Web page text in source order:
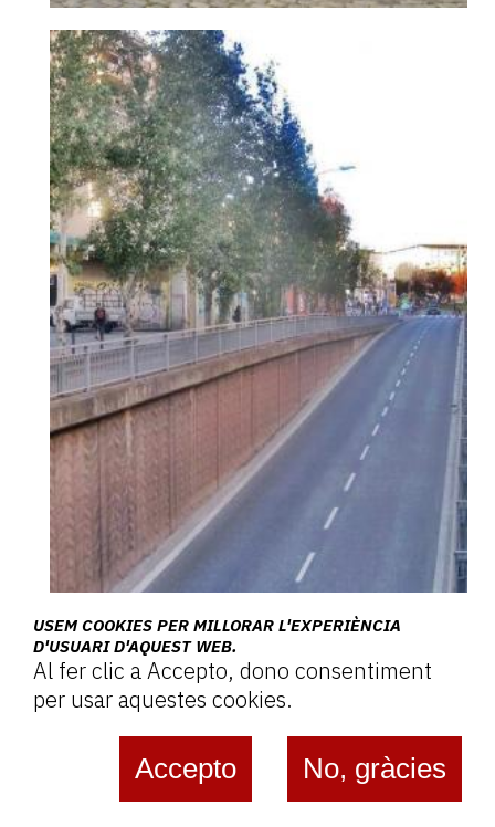
USEM COOKIES PER MILLORAR L'EXPERIÈNCIA
D'USUARI D'AQUEST WEB.
Al fer clic a Accepto, dono consentiment
per usar aquestes cookies.
Accepto No, gràcies